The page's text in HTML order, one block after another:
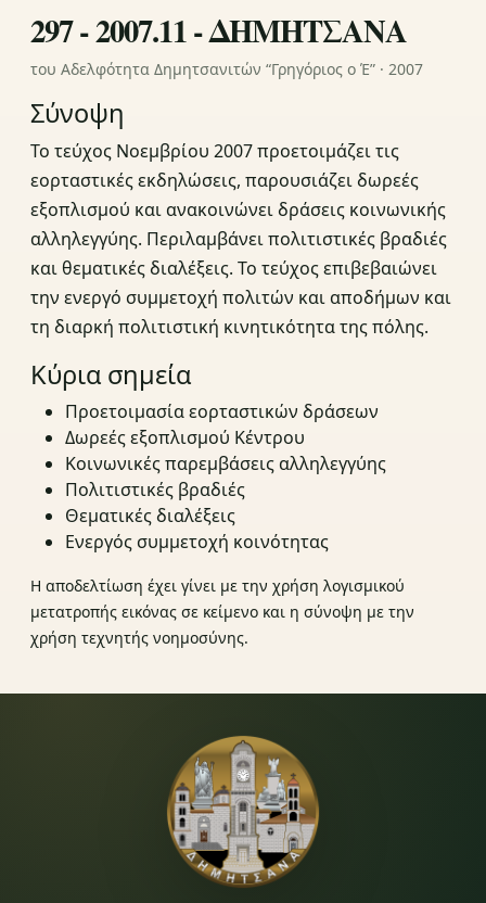
297 - 2007.11 - ΔΗΜΗΤΣΑΝΑ
του Αδελφότητα Δημητσανιτών “Γρηγόριος ο Έ” · 2007
Σύνοψη
Το τεύχος Νοεμβρίου 2007 προετοιμάζει τις
εορταστικές εκδηλώσεις, παρουσιάζει δωρεές
εξοπλισμού και ανακοινώνει δράσεις κοινωνικής
αλληλεγγύης. Περιλαμβάνει πολιτιστικές βραδιές
και θεματικές διαλέξεις. Το τεύχος επιβεβαιώνει
την ενεργό συμμετοχή πολιτών και αποδήμων και
τη διαρκή πολιτιστική κινητικότητα της πόλης.
Κύρια σημεία
Προετοιμασία εορταστικών δράσεων
Δωρεές εξοπλισμού Κέντρου
Κοινωνικές παρεμβάσεις αλληλεγγύης
Πολιτιστικές βραδιές
Θεματικές διαλέξεις
Ενεργός συμμετοχή κοινότητας
Η αποδελτίωση έχει γίνει με την χρήση λογισμικού
μετατροπής εικόνας σε κείμενο και η σύνοψη με την
χρήση τεχνητής νοημοσύνης.